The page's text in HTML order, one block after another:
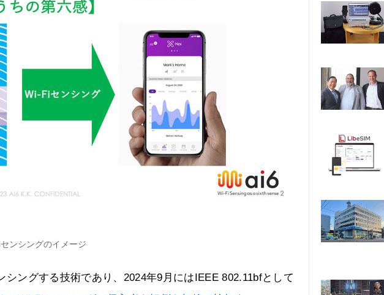
ンシングのイメージ
ングする技術であり、2024年9月にはIEEE 802.11bfとして